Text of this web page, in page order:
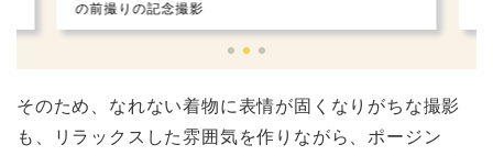
撮りの写真撮影
そのため、なれない着物に表情が固くなりがちな撮影
も、リラックスした雰囲気を作りながら、ポージン